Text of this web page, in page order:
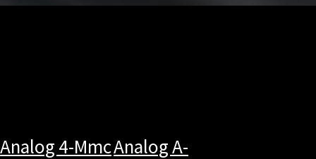
Analog 4-MmcAnalog A-